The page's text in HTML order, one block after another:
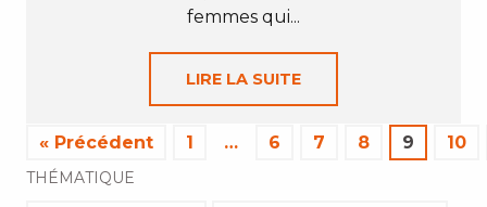
femmes qui...
LIRE LA SUITE
« Précédent 1 … 6 7 8 9 10
THÉMATIQUE